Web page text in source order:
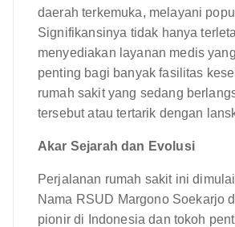
daerah terkemuka, melayani
Signifikansinya tidak hanya
menyediakan layanan medis
penting bagi banyak fasilitas
rumah sakit yang sedang
tersebut atau tertarik dengan
Akar Sejarah dan Evolusi
Perjalanan rumah sakit ini
Nama RSUD Margono Soekarjo
pionir di Indonesia dan tokoh